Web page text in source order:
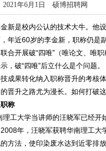
2021年6月1日 硕博招聘网
新是校内公认的技术大牛。他
年近60岁的李金新，职称仍是副
合开展破“四唯”（唯论文、唯
，破“四唯”后立什么是个问题。
成果转化纳入职称晋升的考核
晋升之路尤为漫长。如何打破
称
理工大学当讲师的汪晓军已经
年，汪晓军获聘华南理工
方法，使印染废水达到近零排